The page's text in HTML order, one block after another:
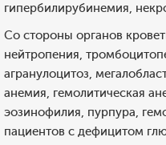
гипербилирубинемия,
Со стороны органов
нейтропения,
агранулоцитоз,
анемия, гемолитическая
эозинофилия, пурпура,
пациентов с дефицитом